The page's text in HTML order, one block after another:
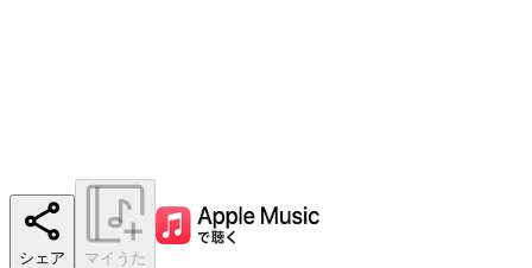
シェア マイうた